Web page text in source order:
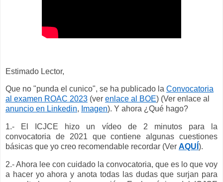
Estimado Lector,
Que no "punda el cunico", se ha publicado la Convocatoria
al examen ROAC 2023 (ver enlace al BOE) (Ver enlace al
anuncio en Linkedin, Imagen). Y ahora ¿Qué hago?
1.- El ICJCE hizo un vídeo de 2 minutos para la
convocatoria de 2021 que contiene algunas cuestiones
básicas que yo creo recomendable recordar (Ver AQUÍ ).
2.- Ahora lee con cuidado la convocatoria, que es lo que voy
a hacer yo ahora y anota todas las dudas que surjan para